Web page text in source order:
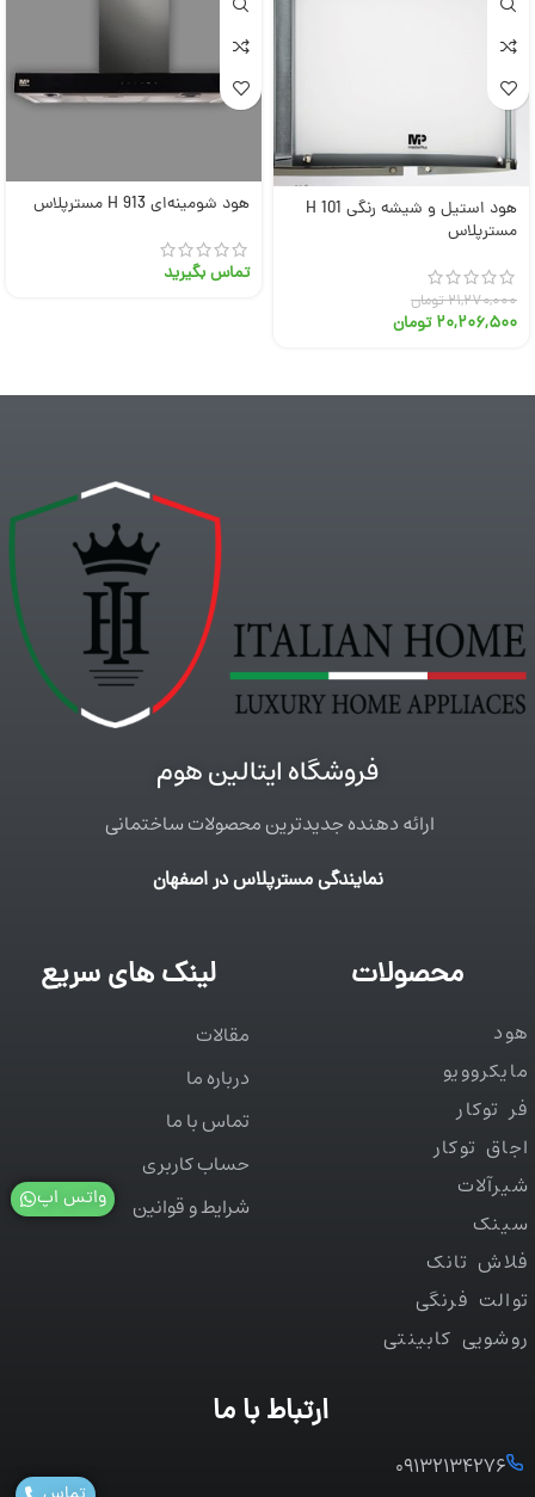
هود استیل و شیشه‌ رنگی H 101
مسترپلاس
۲۱,۲۷۰,۰۰۰تومان
۲۰,۲۰۶,۵۰۰ تومان
هود شومینه‌ای H 913 مسترپلاس
تماس بگیرید
فروشگاه ایتالین هوم
ارائه دهنده جدیدترین محصولات ساختمانی
نمایندگی مسترپلاس در اصفهان
محصولات
هود
مایکروویو
فر توکار
اجاق توکار
شیرآلات
سینک
فلاش تانک
توالت فرنگی
روشویی کابینتی
لینک های سریع
مقالات
درباره ما
تماس با ما
حساب کاربری
شرایط و قوانین
ارتباط با ما
۰۹۱۳۲۱۳۴۲۷۶
واتس اپ